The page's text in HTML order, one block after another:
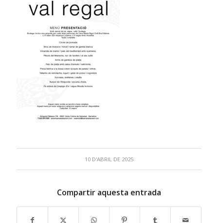
10 D'ABRIL DE 2025
Compartir aquesta entrada